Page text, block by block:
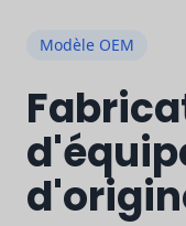
Modèle OEM